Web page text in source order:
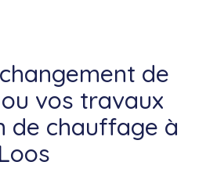
de
vos travaux
de chauffage à
Loos